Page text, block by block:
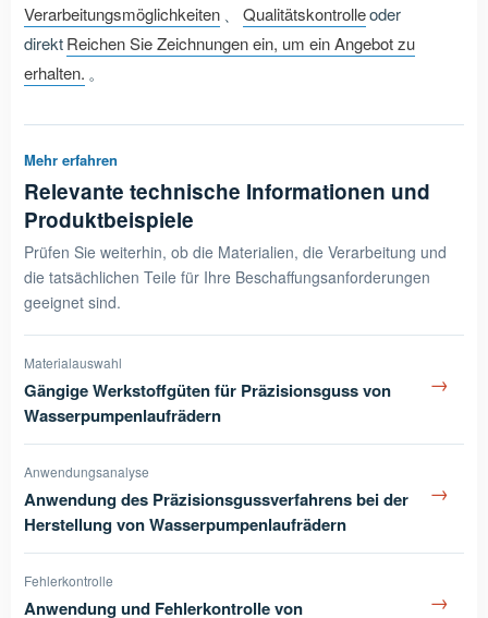
Verarbeitungsmöglichkeiten
Qualitätskontrolleoder
direktReichen Sie Zeichnungen ein, um ein Angebot zu
erhalten. 。
Mehr erfahren
Relevante technische Informationen und
Produktbeispiele
Prüfen Sie weiterhin, ob die Materialien, die Verarbeitung und
die tatsächlichen Teile für Ihre Beschaffungsanforderungen
geeignet sind.
Materialauswahl
Gängige Werkstoffgüten für Präzisionsguss von
Wasserpumpenlaufrädern
→
Anwendungsanalyse
Anwendung des Präzisionsgussverfahrens bei der
Herstellung von Wasserpumpenlaufrädern
→
Fehlerkontrolle
Anwendung und Fehlerkontrolle von
→